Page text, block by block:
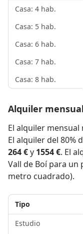
Casa: 4 hab.
Casa: 5 hab.
Casa: 6 hab.
Casa: 7 hab.
Casa: 8 hab.
Alquiler
El alquiler
El alquiler del 80%
264 €y 1554 €. El
Vall de Boí para un
metro cuadrado).
Tipo
Estudio